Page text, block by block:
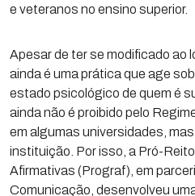
e veteranos no ensino superior.
Apesar de ter se modificado ao
ainda é uma prática que age
estado psicológico de quem é
ainda não é proibido pelo
em algumas universidades,
instituição. Por isso, a Pró-
Afirmativas (Prograf), em
Comunicação, desenvolveu